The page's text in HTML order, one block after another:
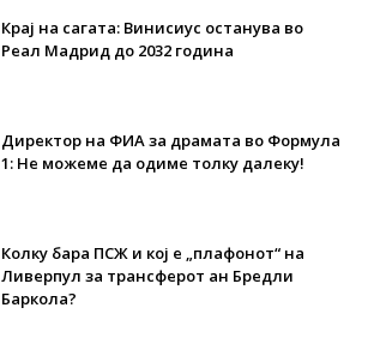
Крај на сагата: Винисиус останува во
Реал Мадрид до 2032 година
Директор на ФИА за драмата во Формула
1: Не можеме да одиме толку далеку!
Колку бара ПСЖ и кој е „плафонот“ на
Ливерпул за трансферот ан Бредли
Баркола?